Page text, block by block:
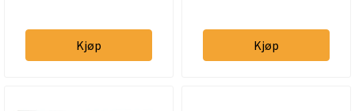
Kjøp Kjøp